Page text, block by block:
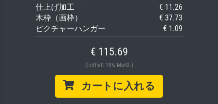
仕上げ加工
€ 11.26
木枠（画枠）
€ 37.73
ピクチャーハンガー
€ 1.09
€ 115.69
(Enthält 19% MwSt.)
カートに入れる